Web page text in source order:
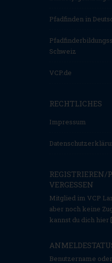
Pfadfinden in
Schweiz
VCP.de
RECHTLICHES
Impressum
REGISTRIEREN/
VERGESSEN
Mitglied im VCP
aber noch keine
kannst du dich hier
Benutzername